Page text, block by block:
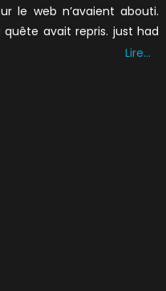
le web n’avaient abouti.
avait repris. just had
Lire…